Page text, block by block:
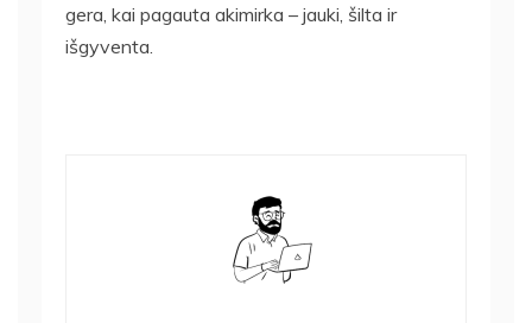
gera, kai pagauta akimirka – jauki, šilta ir
išgyventa.